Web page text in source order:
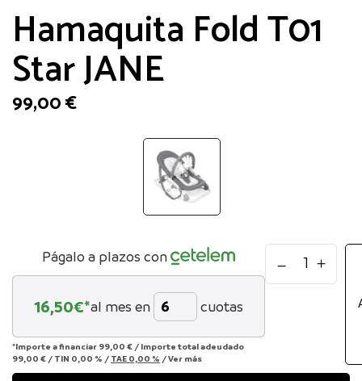
Hamaquita Fold T01
Star JANE
99,00€
Págalo a plazos con
16,50€*al mes en cuotas
*Importe a financiar 99,00 € / Importe total adeudado
99,00 € / TIN 0,00 % / TAE 0,00 % /Ver más
Fold